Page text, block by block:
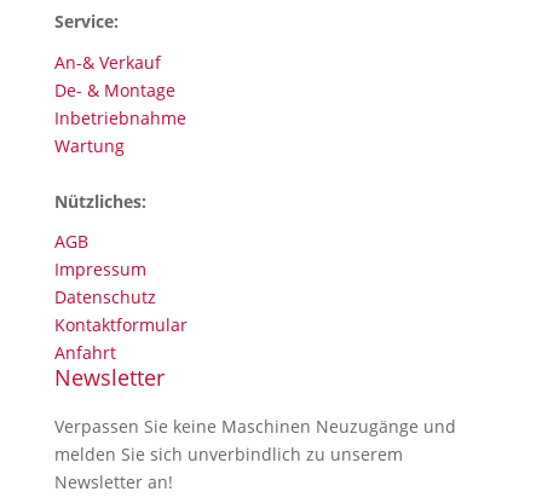
Service:
An-& Verkauf
De- & Montage
Inbetriebnahme
Wartung
Nützliches:
AGB
Impressum
Datenschutz
Kontaktformular
Anfahrt
Newsletter
Verpassen Sie keine Maschinen Neuzugänge und
melden Sie sich unverbindlich zu unserem
Newsletter an!